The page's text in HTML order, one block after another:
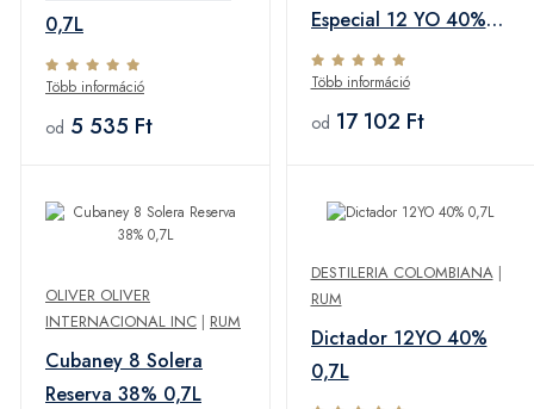
0,7L
Több információ
od 5 535 Ft
Especial 12 YO 40%
0,7L
Több információ
od 17 102 Ft
OLIVER OLIVER
INTERNACIONAL INC | RUM
Cubaney 8 Solera
Reserva 38% 0,7L
DESTILERIA COLOMBIANA|
RUM
Dictador 12YO 40%
0,7L